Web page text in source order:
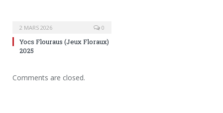
2 MARS 2026 0
Yocs Flouraus (Jeux Floraux)
2025
Comments are closed.